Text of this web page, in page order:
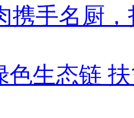
携手名厨
色生态链